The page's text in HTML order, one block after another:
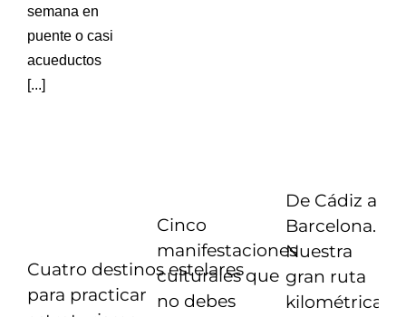
semana en
puente o casi
acueductos
[...]
Cuatro destinos estelares
para practicar
Cinco
manifestaciones
culturales que
no debes
De Cádiz a
Barcelona.
Nuestra
gran ruta
kilométrica